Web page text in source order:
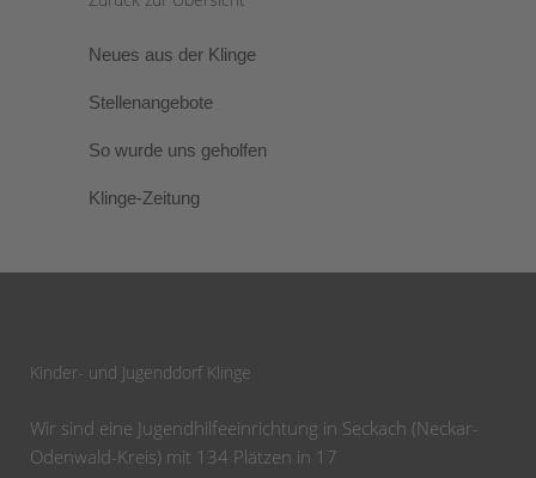
Neues aus der Klinge
Stellenangebote
So wurde uns geholfen
Klinge-Zeitung
Kinder- und Jugenddorf Klinge
Wir sind eine Jugendhilfeeinrichtung in Seckach (Neckar-
Odenwald-Kreis) mit 134 Plätzen in 17